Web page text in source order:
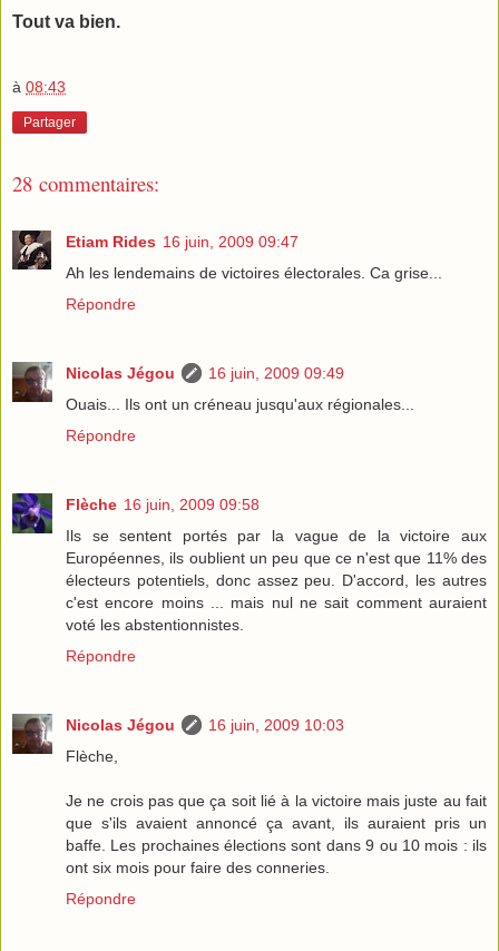
Tout va bien.
à 08:43
Partager
28 commentaires:
Etiam Rides 16 juin, 2009 09:47
Ah les lendemains de victoires électorales. Ca grise...
Répondre
Nicolas Jégou
16 juin, 2009 09:49
Ouais... Ils ont un créneau jusqu'aux régionales...
Répondre
Flèche 16 juin, 2009 09:58
Ils se sentent portés par la vague de la victoire aux
Européennes, ils oublient un peu que ce n'est que 11% des
électeurs potentiels, donc assez peu. D'accord, les autres
c'est encore moins ... mais nul ne sait comment auraient
voté les abstentionnistes.
Répondre
Nicolas Jégou
16 juin, 2009 10:03
Flèche,
Je ne crois pas que ça soit lié à la victoire mais juste au fait
que s'ils avaient annoncé ça avant, ils auraient pris un
baffe. Les prochaines élections sont dans 9 ou 10 mois : ils
ont six mois pour faire des conneries.
Répondre